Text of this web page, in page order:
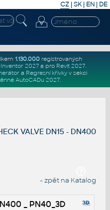
CZ | SK| EN | DE
1.130.000registrovaných
Inventor 2027a pro Revit 2027.
a Regresní křivkyv sekci
AutoCADu 2027.
VALVE DN15 - DN400
« zpět na Katalog
_ PN40_3D